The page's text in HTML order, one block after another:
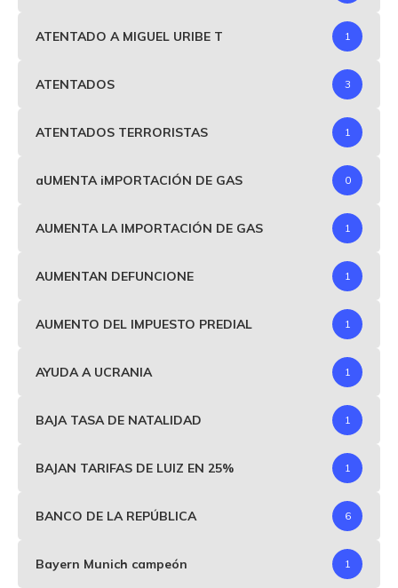
ATENTADO A MIGUEL URIBE T 1
ATENTADOS 3
ATENTADOS TERRORISTAS 1
aUMENTA iMPORTACIÓN DE GAS 0
AUMENTA LA IMPORTACIÓN DE GAS 1
AUMENTAN DEFUNCIONE 1
AUMENTO DEL IMPUESTO PREDIAL 1
AYUDA A UCRANIA 1
BAJA TASA DE NATALIDAD 1
BAJAN TARIFAS DE LUIZ EN 25% 1
BANCO DE LA REPÚBLICA 6
Bayern Munich campeón 1